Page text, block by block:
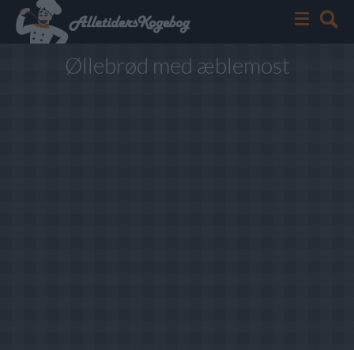
Øllebrød med æblemost